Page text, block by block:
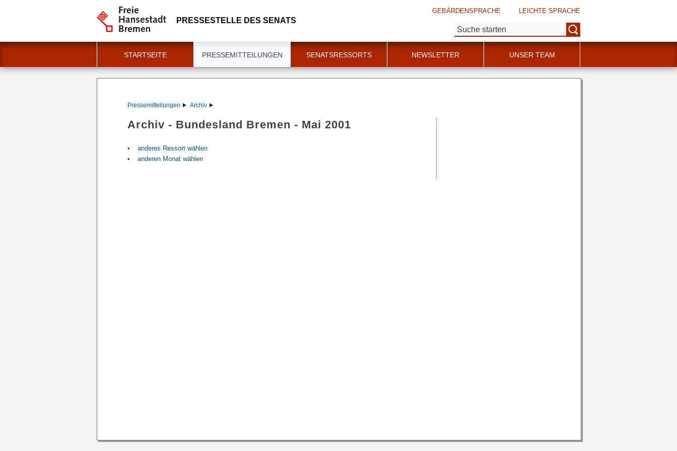
PRESSESTELLE DES SENATS
GEBÄRDENSPRACHE LEICHTE SPRACHE
Suche:
STARTSEITE PRESSEMITTEILUNGEN SENATSRESSORTS NEWSLETTER UNSER TEAM
Pressemitteilungen Archiv
Archiv - Bundesland Bremen - Mai 2001
anderes Ressort wählen
anderen Monat wählen